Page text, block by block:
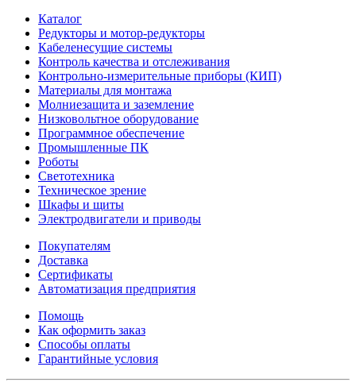
Каталог
Редукторы и мотор-редукторы
Кабеленесущие системы
Контроль качества и отслеживания
Контрольно-измерительные приборы (КИП)
Материалы для монтажа
Молниезащита и заземление
Низковольтное оборудование
Программное обеспечение
Промышленные ПК
Роботы
Светотехника
Техническое зрение
Шкафы и щиты
Электродвигатели и приводы
Покупателям
Доставка
Сертификаты
Автоматизация предприятия
Помощь
Как оформить заказ
Способы оплаты
Гарантийные условия